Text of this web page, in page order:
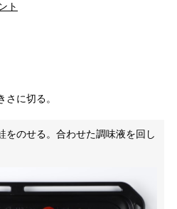
ト
に切る。
をのせる。合わせた調味液を回し